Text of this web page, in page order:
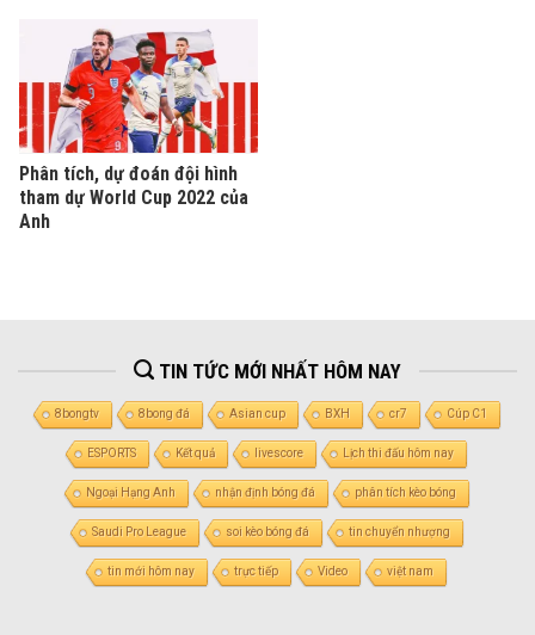
Phân tích, dự đoán đội hình
tham dự World Cup 2022 của
Anh
TIN TỨC MỚI NHẤT HÔM NAY
8bongtv 8bong đá Asian cup BXH cr7 Cúp C1
ESPORTS Kết quả livescore Lịch thi đấu hôm nay
Ngoại Hạng Anh nhận định bóng đá phân tích kèo bóng
Saudi Pro League soi kèo bóng đá tin chuyển nhượng
tin mới hôm nay trực tiếp Video việt nam